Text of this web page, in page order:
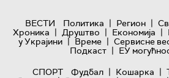
ВЕСТИ Политика | Регион |
Хроника | Друштво | Економија |
у Украјини | Време | Сервисне
Подкаст | ЕУ
СПОРТ
Фудбал | Кошарка |